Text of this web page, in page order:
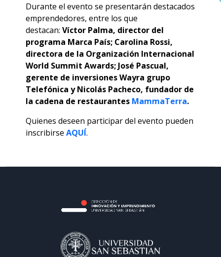
Durante el evento se presentarán destacados
emprendedores, entre los que
destacan: Víctor Palma, director del
programa Marca País; Carolina Rossi,
directora de la Organización Internacional
World Summit Awards; José Pascual,
gerente de inversiones Wayra grupo
Telefónica y Nicolás Pacheco, fundador de
la cadena de restaurantes MammaTerra.
Quienes deseen participar del evento pueden
inscribirse AQUÍ.